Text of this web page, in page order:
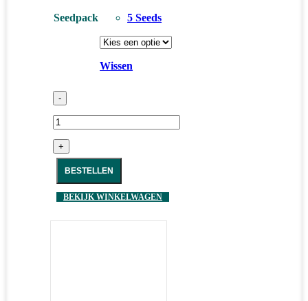
Seedpack 5 Seeds
Wissen
-
+
BESTELLEN
BEKIJK WINKELWAGEN